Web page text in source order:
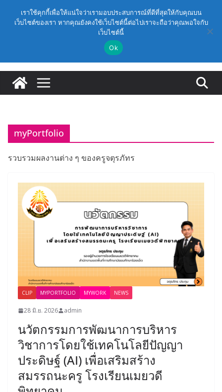
วันอาทิตย์, สิงหาคม 9, 2026
Latest: (สพฐ.) โครงการอบรมเชิงปฏิบัติการหลักสูตรการดำเนิน
การประกันคุณภาพภายในสถานศึกษา ด้วยปัญญาประดิษฐ์
(AI) ในรูปแบบออนไลน์
ก.ค.ศ. เห็นชอบ รายละเอียดการดำเนินการคัดเลือกบุคคล
สถานศึกษา และผู้อำนวยการสถานศึกษา สังกัดสำนักงาน
คณะกรรมการการศึกษาขั้นพื้นฐาน ปี 2569 ตามหลัก
เกณฑ์ ว 12/2568
สถานศึกษาและผู้อำนวยการสถานศึกษา สังกัดกระทรวง
ศึกษาธิการ
ก.ค.ศ. อนุมัติให้ข้าราชการครูและบุคลากรทางการศึกษามี
และเลื่อนเป็นวิทยฐานะเชี่ยวชาญ (ครั้งที่ 9/2569)
(สพฐ.) โมดูลที่ 1 : การประกันคุณภาพภายในสถานศึกษา
myPortfolio
รวบรวมผลงานต่าง ๆ ของครูจตุรภัทร
CLIP MYPORTFOLIO MYWORK NEWS
28 มิ.ย. 2026 admin
นวัตกรรมการพัฒนาการบริหาร
วิชาการโดยใช้เทคโนโลยีปัญญา
ประดิษฐ์ (AI) เพื่อเสริมสร้าง
สมรรถนะครู โรงเรียนเมยวดี
เราใช้คุกกี้เพื่อให้แน่ใจว่าเรามอบประสบการณ์ที่ดีที่สุดให้กับคุณบน
เว็บไซต์ของเรา หากคุณยังคงใช้เว็บไซต์นี้ต่อไปเราจะถือว่าคุณพอใจกับ
เว็บไซต์นี้
Ok